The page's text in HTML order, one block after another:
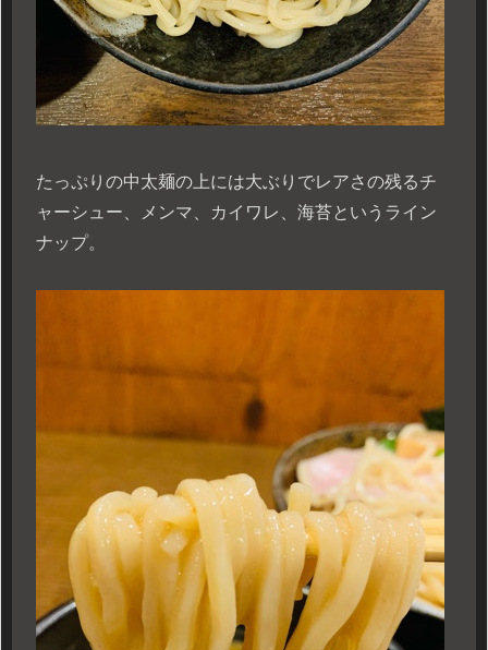
たっぷりの中太麺の上には大ぶりでレアさの残るチ
ャーシュー、メンマ、カイワレ、海苔というライン
ナップ。